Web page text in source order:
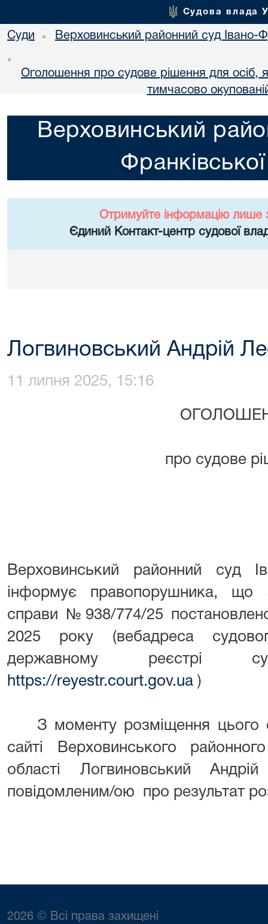
Судова влада
Суди • Верховинський районний суд Івано-
•
Оголошення про судове рішення для осіб,
тимчасово
Верховинський
Отримуйте інформацію лише
Єдиний Контакт-центр судової
Логвиновський Андрій
11 липня 2025, 15:16
про судове
Верховинський районний суд
інформує правопорушника, що
справи №938/774/25
2025 року (вебадреса
державному реєстрі
https://reyestr.court.gov.ua )
З моменту розміщення цього
сайті Верховинського
області Логвиновський
повідомленим/ою про результат
2026 © Всі права захищені